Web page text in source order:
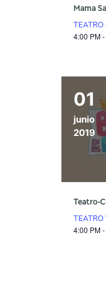
Mama
4:00 PM
01
junio
2019
Teatro-
4:00 PM